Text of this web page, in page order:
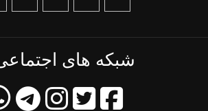
شبکه های